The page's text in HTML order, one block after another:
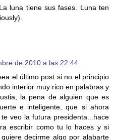
luna tiene sus fases. Luna ten
de 2010 a las 22:44
el último post si no el principio
interior muy rico en palabras y
la pena de alguien que es
e inteligente, que si ahora
veo la futura presidenta...hace
escribir como tu lo haces y si
decirme algo por alabarte